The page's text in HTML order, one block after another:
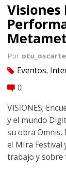
Visiones
Por
tag Eventos,
comment 0
VISIONES;
y el mundo
su obra
el MIra Festival
trabajo y sobre